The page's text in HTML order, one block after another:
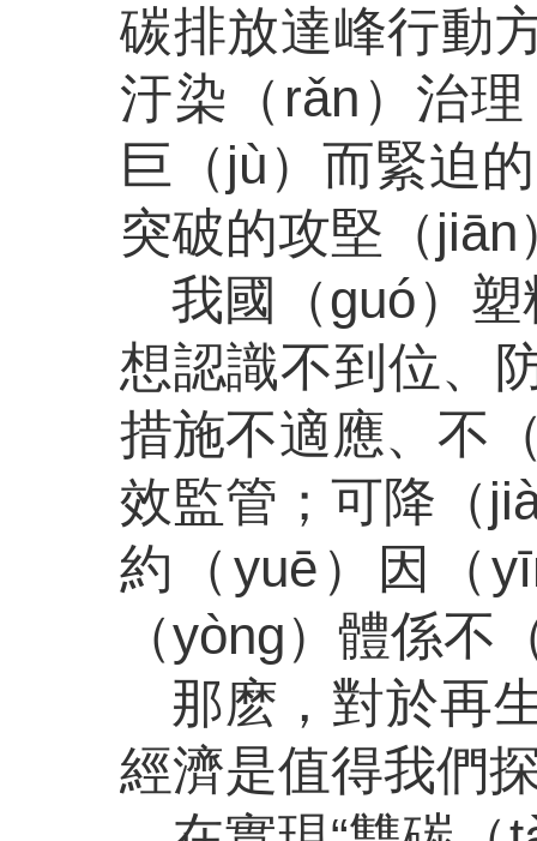
碳排放達峰行動
汙染（rǎn）治
巨（jù）而緊迫
突破的攻堅（jiān
我國（guó）
想認識不到位、
措施不適應、不
效監管；可降（
約（yuē）因（
（yòng）體係不
那麽，對於再
經濟是值得我們